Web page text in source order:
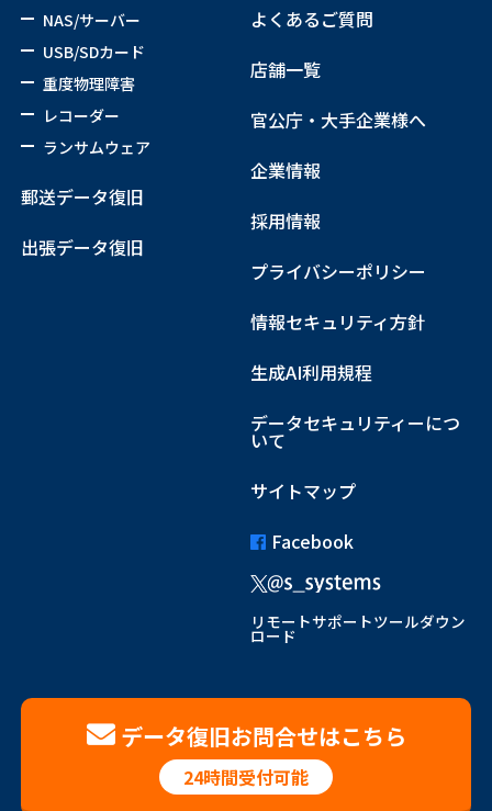
NAS/サーバー
USB/SDカード
重度物理障害
レコーダー
ランサムウェア
郵送データ復旧
出張データ復旧
よくあるご質問
店舗一覧
官公庁・大手企業様へ
企業情報
採用情報
プライバシーポリシー
情報セキュリティ方針
生成AI利用規程
データセキュリティーにつ
いて
サイトマップ
Facebook
リモートサポートツールダウン
ロード
データ復旧お問合せはこちら
24時間受付可能